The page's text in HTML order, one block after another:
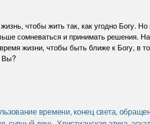
чтобы жить так, как угодно Богу.
сомневаться и принимать решения.
жизни, чтобы быть ближе к Богу, в
Вы?
времени, конец света,